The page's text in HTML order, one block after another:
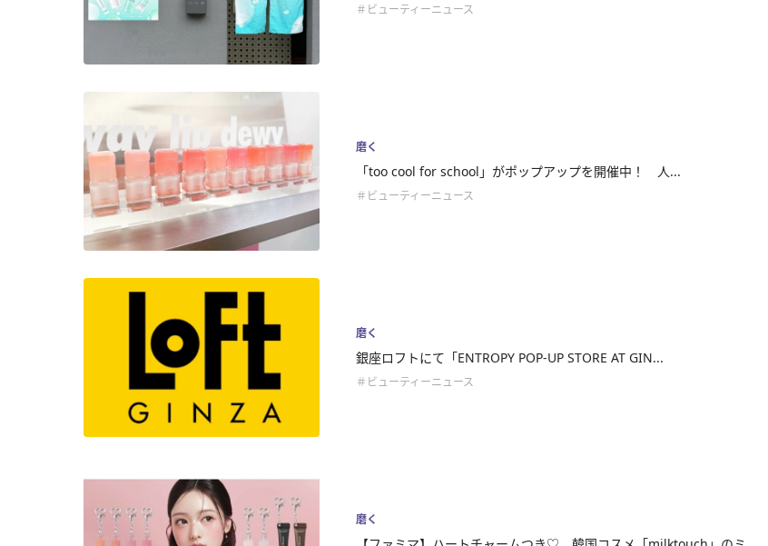
＃ビューティーニュース
磨く
「too cool for school」がポップアップを開催中！ 人...
＃ビューティーニュース
磨く
銀座ロフトにて「ENTROPY POP-UP STORE AT GIN...
＃ビューティーニュース
磨く